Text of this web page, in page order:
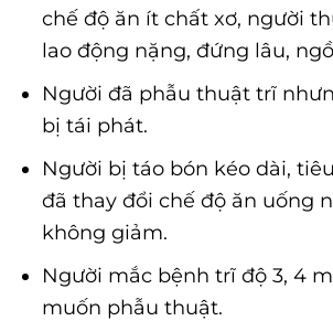
chế độ ăn ít chất xơ, người
lao động nặng, đứng lâu,
Người đã phẫu thuật trĩ
bị tái phát.
Người bị táo bón kéo dài,
đã thay đổi chế độ ăn uống
không giảm.
Người mắc bệnh trĩ độ 3, 4
muốn phẫu thuật.